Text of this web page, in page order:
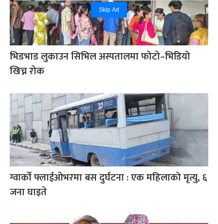
Skip Ad
भिडभाड लुकाउन सिभिल अस्पतालमा फोटो–भिडियो
खिच्न रोक
ग्वार्को फ्लाईओभरमा बस दुर्घटना : एक महिलाको मृत्यु, ६
जना घाइते